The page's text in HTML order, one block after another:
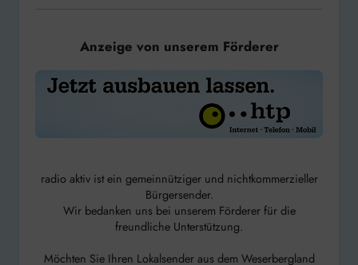
Anzeige von unserem Förderer
radio aktiv ist ein gemeinnütziger und nichtkommerzieller
Bürgersender.
Wir bedanken uns bei unserem Förderer für die
freundliche Unterstützung.
Möchten Sie Ihren Lokalsender aus dem Weserbergland